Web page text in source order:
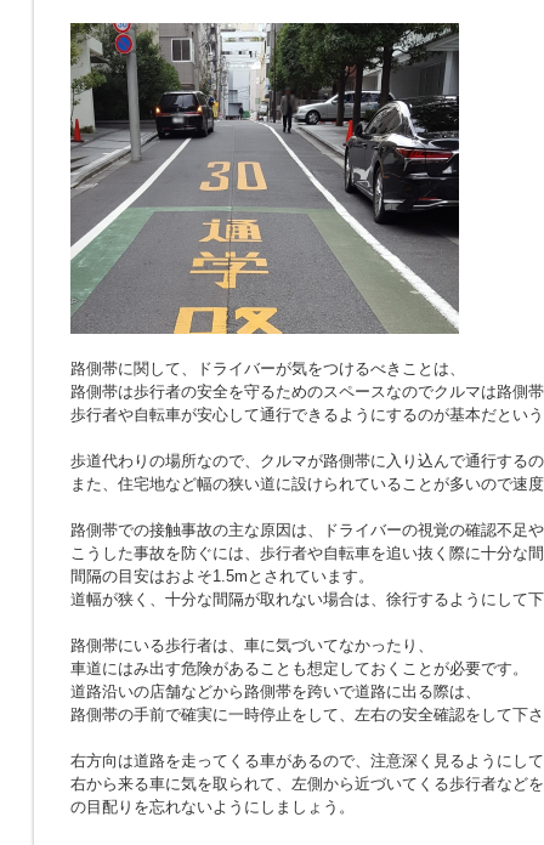
路側帯に関して、ドライバーが気をつけるべきことは、
路側帯は歩行者の安全を守るためのスペースなのでクルマは路側
歩行者や自転車が安心して通行できるようにするのが基本だとい
歩道代わりの場所なので、クルマが路側帯に入り込んで通行する
また、住宅地など幅の狭い道に設けられていることが多いので速
路側帯での接触事故の主な原因は、ドライバーの視覚の確認不足
こうした事故を防ぐには、歩行者や自転車を追い抜く際に十分な
間隔の目安はおよそ1.5mとされています。
道幅が狭く、十分な間隔が取れない場合は、徐行するようにして
路側帯にいる歩行者は、車に気づいてなかったり、
車道にはみ出す危険があることも想定しておくことが必要です。
道路沿いの店舗などから路側帯を跨いで道路に出る際は、
路側帯の手前で確実に一時停止をして、左右の安全確認をして下
右方向は道路を走ってくる車があるので、注意深く見るようにし
右から来る車に気を取られて、左側から近づいてくる歩行者など
の目配りを忘れないようにしましょう。